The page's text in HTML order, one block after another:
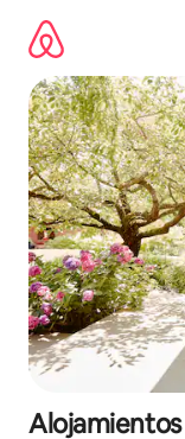
contenido